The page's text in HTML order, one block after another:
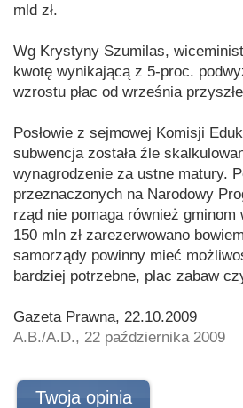
mld zł.
Wg Krystyny Szumilas,
kwotę wynikającą z 5-proc.
wzrostu płac od września
Posłowie z sejmowej Komisji
subwencja została źle
wynagrodzenie za ustne matury.
przeznaczonych na Narodowy
rząd nie pomaga również
150 mln zł zarezerwowano
samorządy powinny mieć
bardziej potrzebne, plac zabaw
Gazeta Prawna, 22.10.2009
A.B./A.D., 22 października 2009
Twoja opinia